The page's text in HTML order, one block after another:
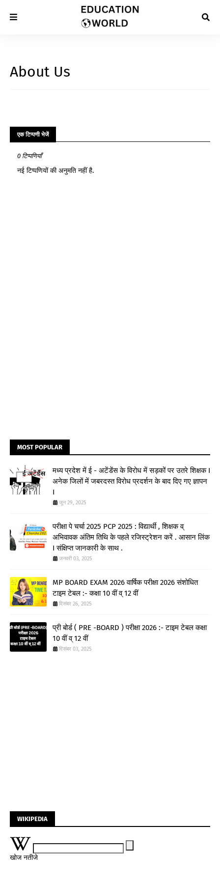
About Us
एक टिप्पणी भेजें
0 टिप्पणियाँ
नई टिप्‍पणियों की अनुमति नहीं है.
MOST POPULAR
मध्य प्रदेश में ई - अटेंडेंस के विरोध में सड़कों पर उतरे शिक्षक I
अनेक जिलों में जबरदस्त विरोध प्रदर्शन के बाद दिए गए ज्ञापन
I
जून 29, 2025
परीक्षा पे चर्चा 2025 PCP 2025 : विद्यार्थी , शिक्षक व्
अभिवावक अंतिम तिथि के पहले रजिस्ट्रेशन करें . आसान लिंक
I संक्षिप्त जानकारी के साथ .
जनवरी 03, 2025
MP BOARD EXAM 2026 वार्षिक परीक्षा 2026 संशोधित
टाइम टेबल :- कक्षा 10 वीं व् 12 वीं
दिसंबर 26, 2025
प्री बोर्ड ( PRE -BOARD ) परीक्षा 2026 :- टाइम टेबल कक्षा
10 वीं व् 12 वीं
दिसंबर 03, 2025
WIKIPEDIA
खोज नतीजे